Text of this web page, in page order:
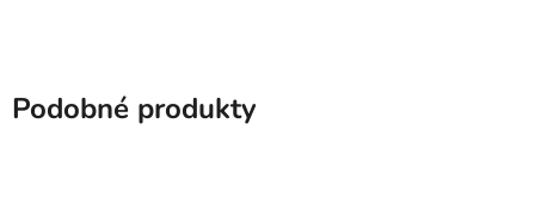
Podobné produkty